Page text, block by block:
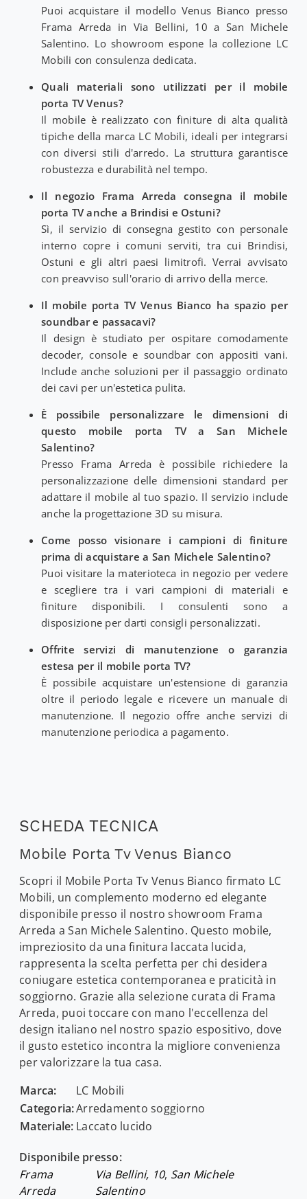
Puoi acquistare il modello Venus Bianco presso
Frama Arreda in Via Bellini, 10 a San Michele
Salentino. Lo showroom espone la collezione LC
Mobili con consulenza dedicata.
Quali materiali sono utilizzati per il mobile
porta TV Venus?
Il mobile è realizzato con finiture di alta qualità
tipiche della marca LC Mobili, ideali per integrarsi
con diversi stili d'arredo. La struttura garantisce
robustezza e durabilità nel tempo.
Il negozio Frama Arreda consegna il mobile
porta TV anche a Brindisi e Ostuni?
Sì, il servizio di consegna gestito con personale
interno copre i comuni serviti, tra cui Brindisi,
Ostuni e gli altri paesi limitrofi. Verrai avvisato
con preavviso sull'orario di arrivo della merce.
Il mobile porta TV Venus Bianco ha spazio per
soundbar e passacavi?
Il design è studiato per ospitare comodamente
decoder, console e soundbar con appositi vani.
Include anche soluzioni per il passaggio ordinato
dei cavi per un'estetica pulita.
È possibile personalizzare le dimensioni di
questo mobile porta TV a San Michele
Salentino?
Presso Frama Arreda è possibile richiedere la
personalizzazione delle dimensioni standard per
adattare il mobile al tuo spazio. Il servizio include
anche la progettazione 3D su misura.
Come posso visionare i campioni di finiture
prima di acquistare a San Michele Salentino?
Puoi visitare la materioteca in negozio per vedere
e scegliere tra i vari campioni di materiali e
finiture disponibili. I consulenti sono a
disposizione per darti consigli personalizzati.
Offrite servizi di manutenzione o garanzia
estesa per il mobile porta TV?
È possibile acquistare un'estensione di garanzia
oltre il periodo legale e ricevere un manuale di
manutenzione. Il negozio offre anche servizi di
manutenzione periodica a pagamento.
SCHEDA TECNICA
Mobile Porta Tv Venus Bianco
Scopri il Mobile Porta Tv Venus Bianco firmato LC
Mobili, un complemento moderno ed elegante
disponibile presso il nostro showroom Frama
Arreda a San Michele Salentino. Questo mobile,
impreziosito da una finitura laccata lucida,
rappresenta la scelta perfetta per chi desidera
coniugare estetica contemporanea e praticità in
soggiorno. Grazie alla selezione curata di Frama
Arreda, puoi toccare con mano l'eccellenza del
design italiano nel nostro spazio espositivo, dove
il gusto estetico incontra la migliore convenienza
per valorizzare la tua casa.
Marca:
LC Mobili
Categoria:Arredamento soggiorno
Materiale: Laccato lucido
Disponibile presso:
Frama
Arreda
Via Bellini, 10, San Michele
Salentino